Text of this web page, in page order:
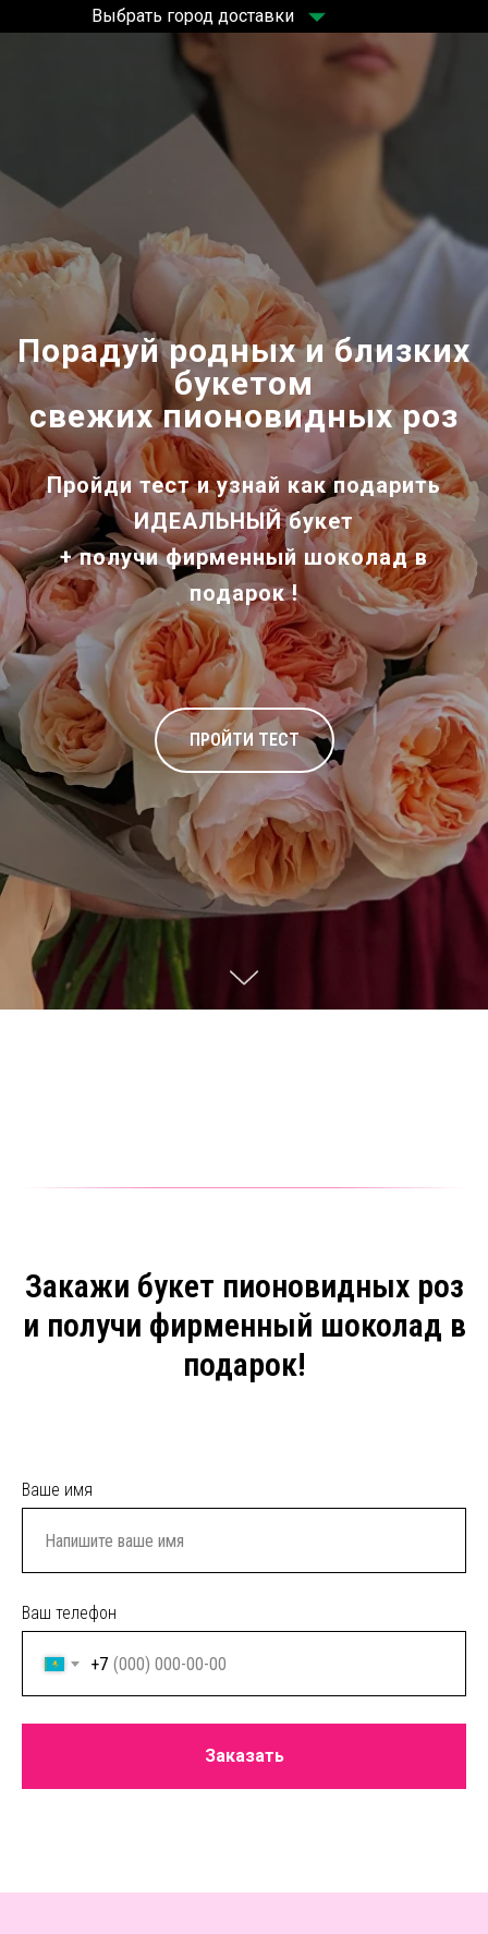
Выбрать город доставки
Порадуй родных и близких
букетом
свежих пионовидных роз
Пройди тест и узнай как подарить
ИДЕАЛЬНЫЙ букет
+ получифирменный шоколадв
подарок !
ПРОЙТИ ТЕСТ
Закажи букет пионовидных роз
и получи фирменный шоколад в
подарок!
Ваше имя
Ваш телефон
+7
Заказать